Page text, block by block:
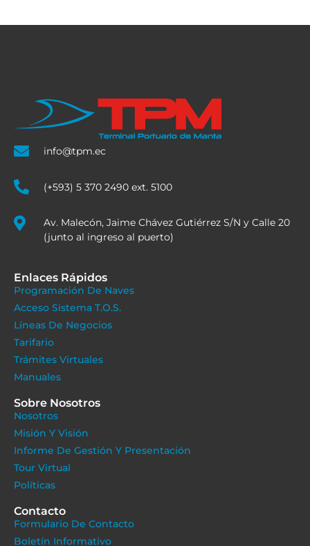
info@tpm.ec
(+593) 5 370 2490 ext. 5100
Av. Malecón, Jaime Chávez Gutiérrez S/N y Calle 20
(junto al ingreso al puerto)
Enlaces Rápidos
Programación De Naves
Acceso Sistema T.O.S.
Líneas De Negocios
Tarifario
Trámites Virtuales
Manuales
Sobre Nosotros
Nosotros
Misión Y Visión
Informe De Gestión Y Presentación
Tour Virtual
Políticas
Contacto
Formulario De Contacto
Boletín Informativo